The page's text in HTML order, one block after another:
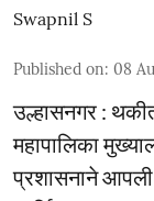
Swapnil S
Published on: 08
उल्हासनगर :
महापालिका
प्रशासनाने